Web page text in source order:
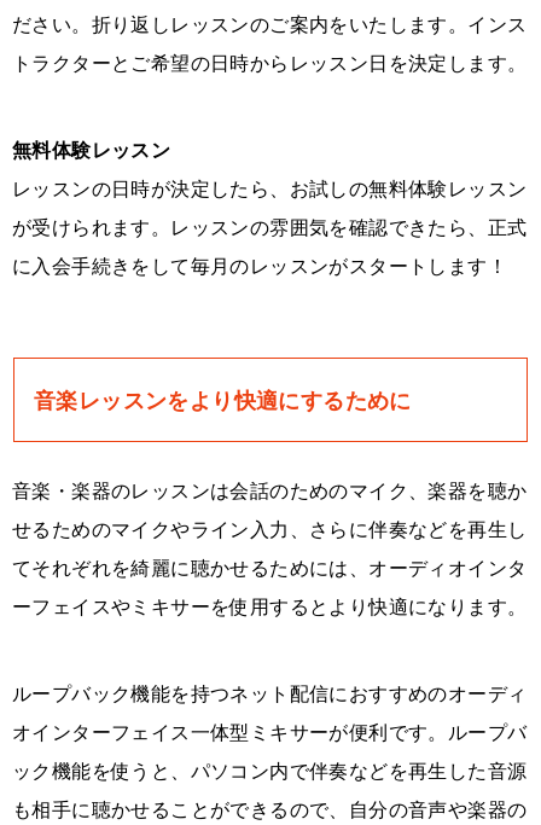
ださい。折り返しレッスンのご案内をいたします。インス
トラクターとご希望の日時からレッスン日を決定します。
無料体験レッスン
レッスンの日時が決定したら、お試しの無料体験レッスン
が受けられます。レッスンの雰囲気を確認できたら、正式
に入会手続きをして毎月のレッスンがスタートします！
音楽レッスンをより快適にするために
音楽・楽器のレッスンは会話のためのマイク、楽器を聴か
せるためのマイクやライン入力、さらに伴奏などを再生し
てそれぞれを綺麗に聴かせるためには、オーディオインタ
ーフェイスやミキサーを使用するとより快適になります。
ループバック機能を持つネット配信におすすめのオーディ
オインターフェイス一体型ミキサーが便利です。ループバ
ック機能を使うと、パソコン内で伴奏などを再生した音源
も相手に聴かせることができるので、自分の音声や楽器の